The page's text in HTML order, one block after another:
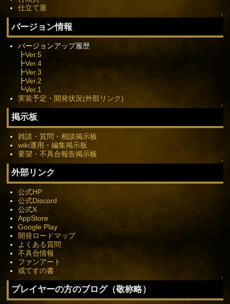
仕立て屋
↑
バージョン情報
バージョンアップ履歴
┣Ver.5
┣Ver.4
┣Ver.3
┣Ver.2
┗Ver.1
実装予定・開発状況(外部リンク)
↑
掲示板
雑談・質問・相談掲示板
wiki運用・編集掲示板
要望・不具合報告掲示板
↑
外部リンク
公式HP
公式Discord
公式X
AppStore
Google Play
開発ロードマップ
よくある質問
不具合情報
ファンアート
或てすの書
↑
プレイヤーの方のブログ（敬称略）